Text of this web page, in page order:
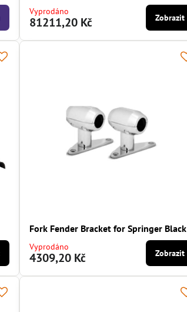
Vyprodáno
81211,20 Kč Zobrazit
Fork Fender Bracket for Springer Black
Vyprodáno
4309,20 Kč Zobrazit